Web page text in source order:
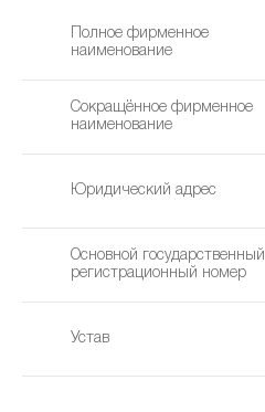
Полное фирменное
наименование
Сокращённое фирменное
наименование
Юридический адрес
Основной государственный
регистрационный номер
Устав